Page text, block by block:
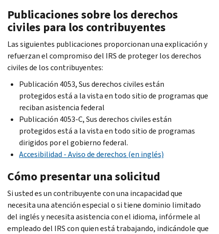
Publicaciones sobre los derechos
civiles para los contribuyentes
Las siguientes publicaciones proporcionan una explicación y
refuerzan el compromiso del IRS de proteger los derechos
civiles de los contribuyentes:
Publicación 4053, Sus derechos civiles están
protegidos está a la vista en todo sitio de programas que
reciban asistencia federal
Publicación 4053-C, Sus derechos civiles están
protegidos está a la vista en todo sitio de programas
dirigidos por el gobierno federal.
Accesibilidad - Aviso de derechos (en inglés)
Cómo presentar una solicitud
Si usted es un contribuyente con una incapacidad que
necesita una atención especial o si tiene dominio limitado
del inglés y necesita asistencia con el idioma, infórmele al
empleado del IRS con quien está trabajando, indicándole que